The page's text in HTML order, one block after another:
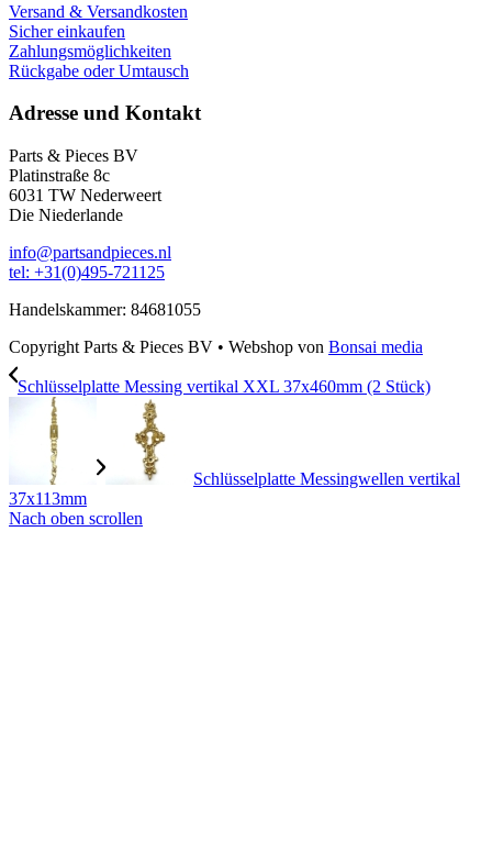
Versand & Versandkosten
Sicher einkaufen
Zahlungsmöglichkeiten
Rückgabe oder Umtausch
Adresse und Kontakt
Parts & Pieces BV
Platinstraße 8c
6031 TW Nederweert
Die Niederlande
info@partsandpieces.nl
tel: +31(0)495-721125
Handelskammer: 84681055
Copyright Parts & Pieces BV • Webshop von Bonsai media
Schlüsselplatte Messing vertikal XXL 37x460mm (2 Stück)
Schlüsselplatte Messingwellen vertikal
37x113mm
Nach oben scrollen